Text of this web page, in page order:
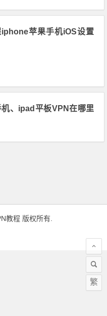
苹果手机iOS设置
、ipad平板VPN在哪里
教程版权所有.
繁